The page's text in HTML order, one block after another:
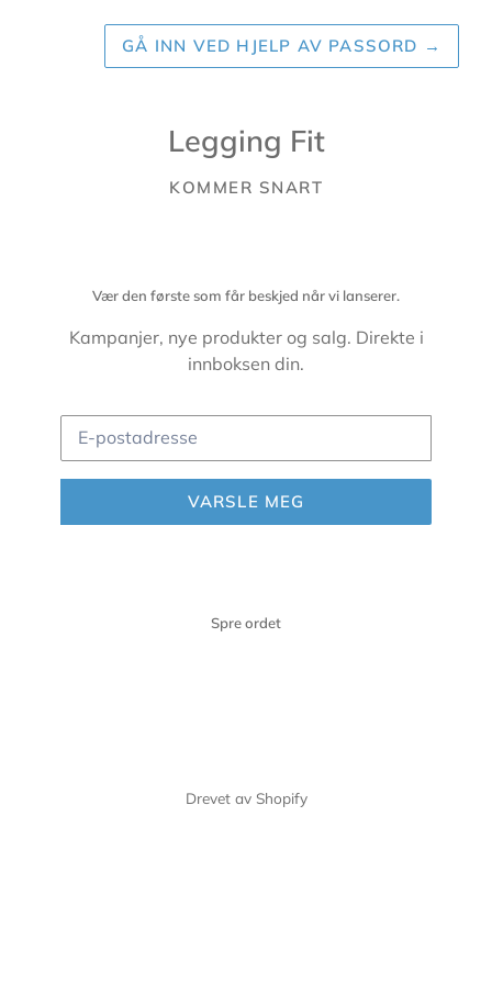
GÅ INN VED HJELP AV PASSORD →
Legging Fit
KOMMER SNART
Vær den første som får beskjed når vi lanserer.
Kampanjer, nye produkter og salg. Direkte i
innboksen din.
postadresse
VARSLE MEG
Spre ordet
Drevet av Shopify